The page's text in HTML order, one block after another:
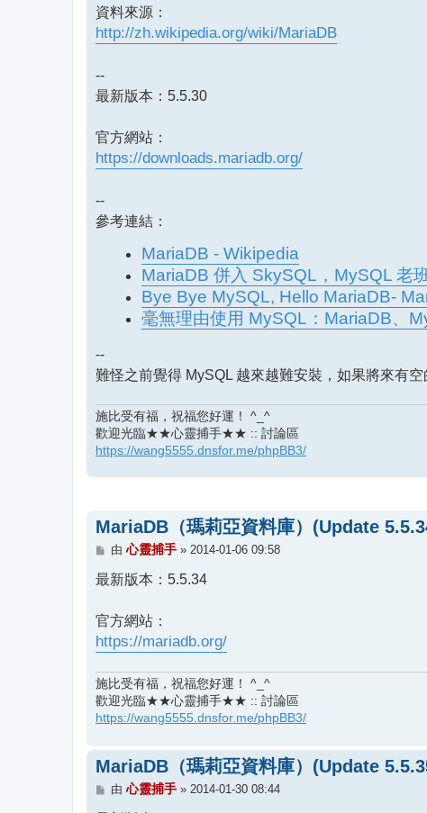
資料來源：
http://zh.wikipedia.org/wiki/MariaDB
--
最新版本：5.5.30
官方網站：
https://downloads.mariadb.org/
--
參考連結：
MariaDB - Wikipedia
MariaDB 併入 SkySQL，MySQL 老
Bye Bye MySQL, Hello MariaDB-
毫無理由使用 MySQL：MariaDB、
--
難怪之前覺得 MySQL 越來越難安裝，如果將來有
施比受有福，祝福您好運！ ^_^
歡迎光臨★★心靈捕手★★ :: 討論區
https://wang5555.dnsfor.me/phpBB3/
MariaDB（瑪莉亞資料庫）(Update
文
由 心靈捕手» 2014-01-06 09:58
最新版本：5.5.34
官方網站：
https://mariadb.org/
施比受有福，祝福您好運！ ^_^
歡迎光臨★★心靈捕手★★ :: 討論區
https://wang5555.dnsfor.me/phpBB3/
MariaDB（瑪莉亞資料庫）(Update
文
由 心靈捕手» 2014-01-30 08:44